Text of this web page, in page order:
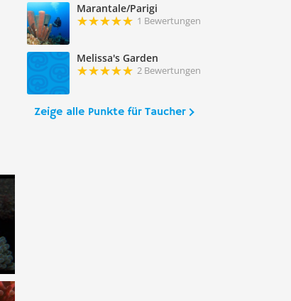
Marantale/Parigi
1 Bewertungen
Melissa's Garden
2 Bewertungen
Zeige alle Punkte für Taucher